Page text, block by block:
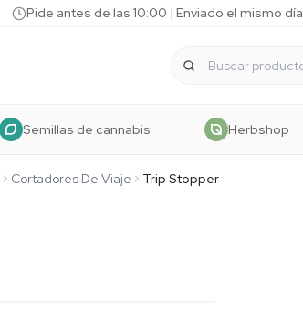
Pide antes de las 10:00 | Enviado el mismo día
Semillas de cannabis Herbshop
Cortadores De Viaje Trip Stopper